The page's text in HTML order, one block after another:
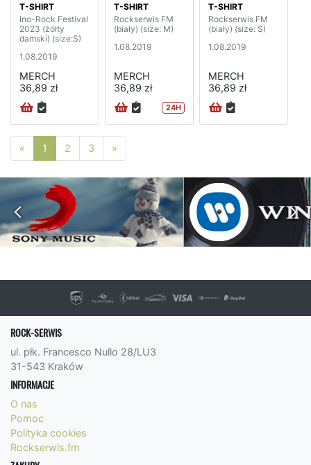
T-SHIRT
Ino-Rock Festival
2023 (żółty
damski) (size:S)
1.08.2019
MERCH
36,89 zł
T-SHIRT
Rockserwis FM
(biały) (size: M)
1.08.2019
MERCH
36,89 zł
24H
T-SHIRT
Rockserwis FM
(biały) (size: S)
1.08.2019
MERCH
36,89 zł
« Poprzednia strona
1 2 3 »
ROCK-SERWIS
ul. płk. Francesco Nullo 28/LU3
31-543 Kraków
INFORMACJE
O nas
Pomoc
Polityka cookies
Rockserwis.fm